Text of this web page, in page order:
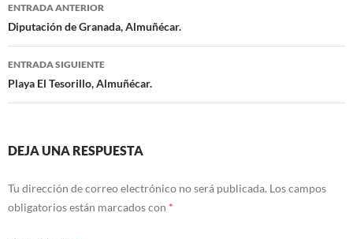
Navegación
de
entradas
ENTRADA ANTERIOR
Diputación de Granada, Almuñécar.
ENTRADA SIGUIENTE
Playa El Tesorillo, Almuñécar.
DEJA UNA RESPUESTA
Tu dirección de correo electrónico no será publicada. Los campos
obligatorios están marcados con *